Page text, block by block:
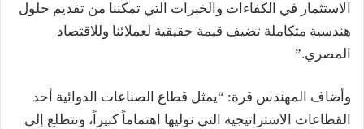
الاستثمار في الكفاءات والخبرات التي تمكننا من تقديم حلول
هندسية متكاملة تضيف قيمة حقيقية لعملائنا وللاقتصاد
المصري.”
وأضاف المهندس قرة: “يمثل قطاع الصناعات الدوائية أحد
القطاعات الاستراتيجية التي نوليها اهتماماً كبيراً، ونتطلع إلى